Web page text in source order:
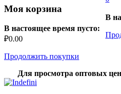
В
Моя корзина
В настоящее время пусто:
₽0.00
Продолжить покупки
Для просмотра оптовых